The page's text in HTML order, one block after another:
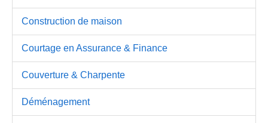
Construction de maison
Courtage en Assurance & Finance
Couverture & Charpente
Déménagement